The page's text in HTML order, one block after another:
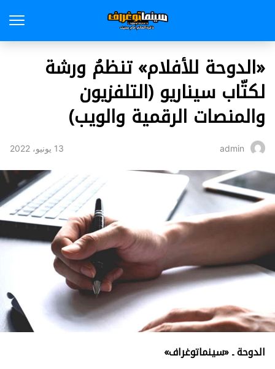
«الدوحة للأفلام» تنظمُ ورشة
لكتّاب سيناريو (التلفزيون
والمنصات الرقمية والويب)
admin 13 يونيو، 2022
الدوحة ـ «سينماتوغراف»